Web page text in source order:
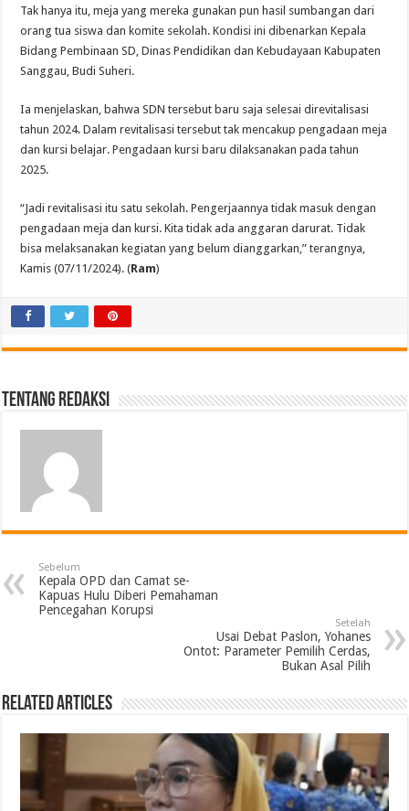
Tak hanya itu, meja yang mereka gunakan pun hasil sumbangan dari
orang tua siswa dan komite sekolah. Kondisi ini dibenarkan Kepala
Bidang Pembinaan SD, Dinas Pendidikan dan Kebudayaan Kabupaten
Sanggau, Budi Suheri.
Ia menjelaskan, bahwa SDN tersebut baru saja selesai direvitalisasi
tahun 2024. Dalam revitalisasi tersebut tak mencakup pengadaan meja
dan kursi belajar. Pengadaan kursi baru dilaksanakan pada tahun
2025.
“Jadi revitalisasi itu satu sekolah. Pengerjaannya tidak masuk dengan
pengadaan meja dan kursi. Kita tidak ada anggaran darurat. Tidak
bisa melaksanakan kegiatan yang belum dianggarkan,” terangnya,
Kamis (07/11/2024). (Ram)
Tentang Redaksi
Sebelum
Kepala OPD dan Camat se-
Kapuas Hulu Diberi Pemahaman
Pencegahan Korupsi
Setelah
Usai Debat Paslon, Yohanes
Ontot: Parameter Pemilih Cerdas,
Bukan Asal Pilih
Related Articles